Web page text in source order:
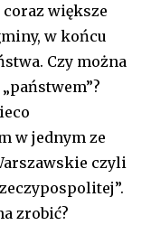
większe
w końcu
Czy można
w jednym ze
czyli
zrobić?